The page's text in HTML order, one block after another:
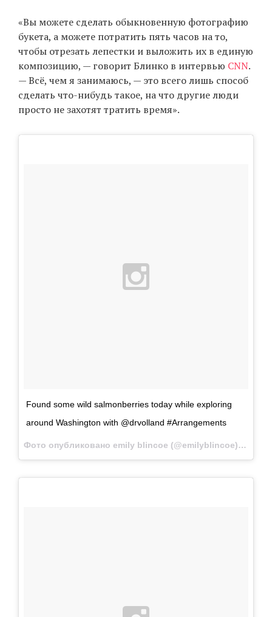
«Вы можете сделать обыкновенную фотографию
букета, а можете потратить пять часов на то,
чтобы отрезать лепестки и выложить их в единую
композицию, — говорит Блинко в интервью CNN.
— Всё, чем я занимаюсь, — это всего лишь способ
сделать что-нибудь такое, на что другие люди
просто не захотят тратить время».
Found some wild salmonberries today while exploring
around Washington with @drvolland #Аrrangements
Фото опубликовано emily blincoe (@emilyblincoe)Май 31